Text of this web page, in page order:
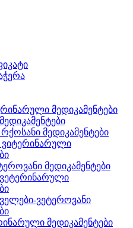
მედიკამენტები
მედიკამენტები
ვიტერინარული
მედიკამენტები
ვეტეროვანი
მედიკამენტები